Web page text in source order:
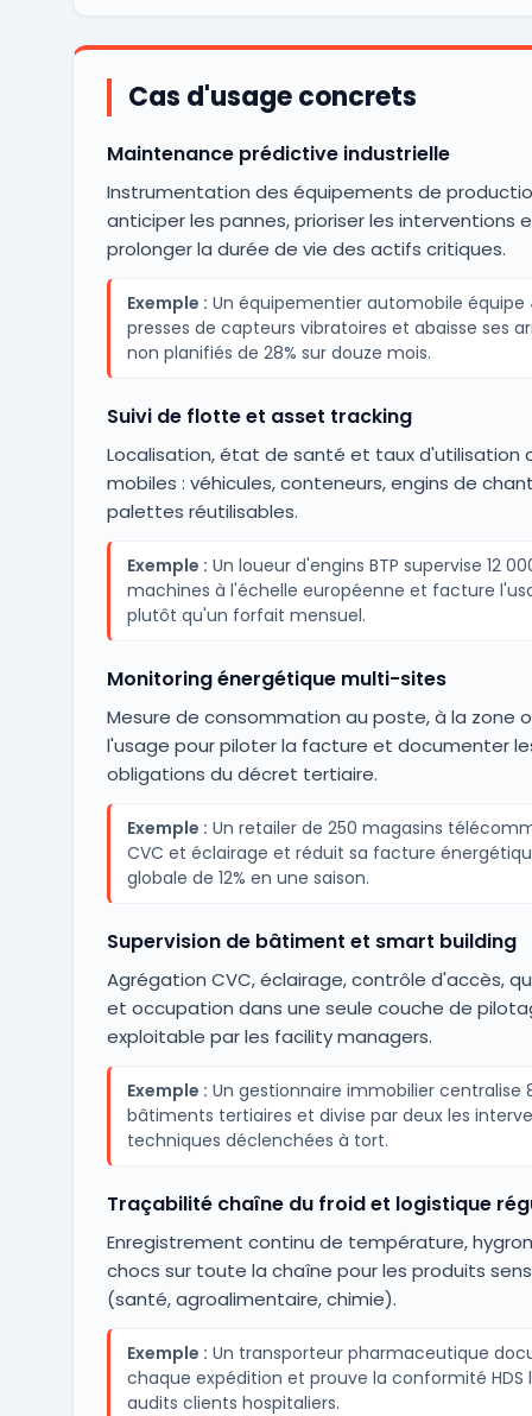
Cas d'usage concrets
Maintenance prédictive industrielle
Instrumentation des équipements de
anticiper les pannes, prioriser les interventions
prolonger la durée de vie des actifs critiques.
Exemple : Un équipementier automobile équipe
presses de capteurs vibratoires et abaisse ses
non planifiés de 28% sur douze mois.
Suivi de flotte et asset tracking
Localisation, état de santé et taux d'utilisation
mobiles : véhicules, conteneurs, engins de
palettes réutilisables.
Exemple : Un loueur d'engins BTP supervise 12
machines à l'échelle européenne et facture
plutôt qu'un forfait mensuel.
Monitoring énergétique multi-sites
Mesure de consommation au poste, à la zone
l'usage pour piloter la facture et documenter
obligations du décret tertiaire.
Exemple : Un retailer de 250 magasins
CVC et éclairage et réduit sa facture
globale de 12% en une saison.
Supervision de bâtiment et smart building
Agrégation CVC, éclairage, contrôle d'accès,
et occupation dans une seule couche de
exploitable par les facility managers.
Exemple : Un gestionnaire immobilier centralise
bâtiments tertiaires et divise par deux les
techniques déclenchées à tort.
Traçabilité chaîne du froid et logistique
Enregistrement continu de température,
chocs sur toute la chaîne pour les produits
(santé, agroalimentaire, chimie).
Exemple : Un transporteur pharmaceutique
chaque expédition et prouve la conformité HDS
audits clients hospitaliers.